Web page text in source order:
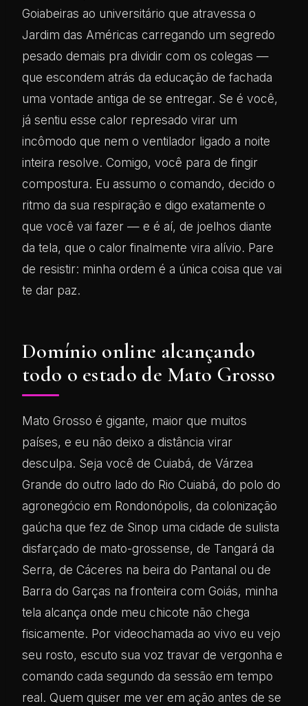
Goiabeiras ao universitário que atravessa o
Jardim das Américas carregando um segredo
pesado demais pra dividir com os colegas —
que escondem atrás da educação de fachada
uma vontade antiga de se entregar. Se é você,
já sentiu esse calor represado virar um
incômodo que nem o ventilador ligado a noite
inteira resolve. Comigo, você para de fingir
compostura. Eu assumo o comando, decido o
ritmo da sua respiração e digo exatamente o
que você vai fazer — e é aí, de joelhos diante
da tela, que o calor finalmente vira alívio. Pare
de resistir: minha ordem é a única coisa que vai
te dar paz.
Domínio online alcançando
todo o estado de Mato Grosso
Mato Grosso é gigante, maior que muitos
países, e eu não deixo a distância virar
desculpa. Seja você de Cuiabá, de Várzea
Grande do outro lado do Rio Cuiabá, do polo do
agronegócio em Rondonópolis, da colonização
gaúcha que fez de Sinop uma cidade de sulista
disfarçado de mato-grossense, de Tangará da
Serra, de Cáceres na beira do Pantanal ou de
Barra do Garças na fronteira com Goiás, minha
tela alcança onde meu chicote não chega
fisicamente. Por videochamada ao vivo eu vejo
seu rosto, escuto sua voz travar de vergonha e
comando cada segundo da sessão em tempo
real. Quem quiser me ver em ação antes de se